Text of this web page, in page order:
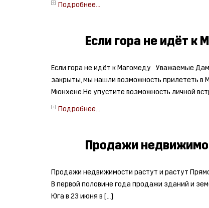
Подробнее...
Если гора не идёт к
Если гора не идёт к Магомеду Уважаемые
закрыты, мы нашли возможность прилететь в
Мюнхене.Не упустите возможность личной
Подробнее...
Продажи
Продажи недвижимости растут и растут
В первой половине года продажи зданий и
Юга в 23 июня в […]